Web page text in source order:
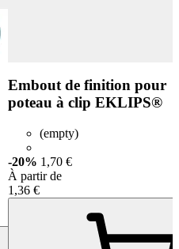
Embout de finition pour
poteau à clip EKLIPS®
(empty)
-20% 1,70 €
À partir de
1,36 €